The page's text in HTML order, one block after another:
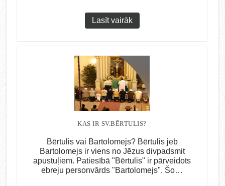
Lasīt vairāk
KAS IR SV.BĒRTULIS?
Bērtulis vai Bartolomejs? Bērtulis jeb
Bartolomejs ir viens no Jēzus divpadsmit
apustuļiem. Patiesībā "Bērtulis" ir pārveidots
ebreju personvārds "Bartolomejs". Šo…